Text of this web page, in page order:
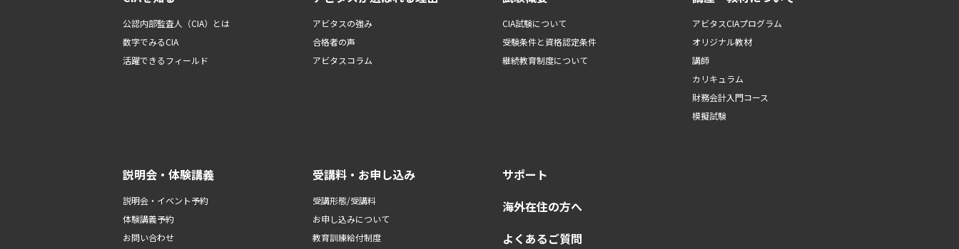
公認内部監査人（CIA）とは
数字でみるCIA
活躍できるフィールド
アビタスの強み
合格者の声
アビタスコラム
CIA試験について
受験条件と資格認定条件
継続教育制度について
アビタスCIAプログラム
オリジナル教材
講師
カリキュラム
財務会計入門コース
模擬試験
説明会・体験講義
説明会・イベント予約
体験講義予約
お問い合わせ
受講料・お申し込み
受講形態/受講料
お申し込みについて
教育訓練給付制度
サポート
海外在住の方へ
よくあるご質問